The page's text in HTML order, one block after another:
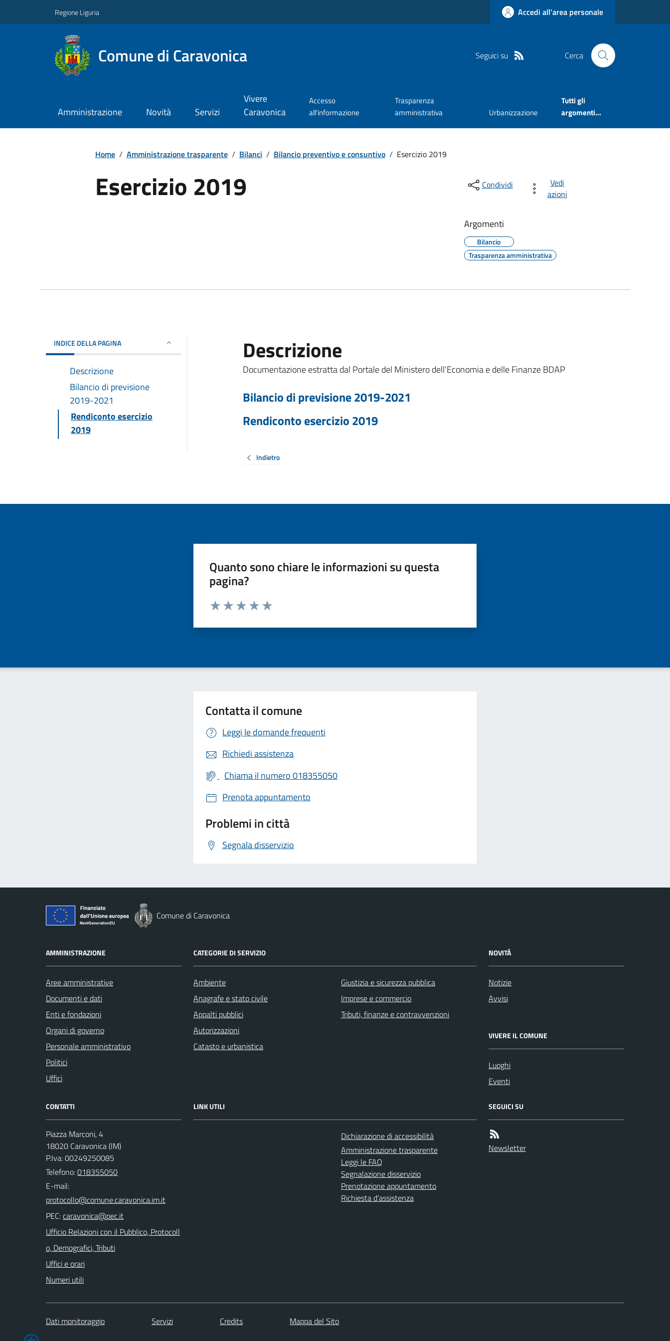
Regione Liguria Accedi all'area personale
Comune di Caravonica Seguici su Cerca
Amministrazione Novità Servizi
Vivere
Caravonica
Accesso
all'informazione
Trasparenza
amministrativa
Urbanizzazione
Tutti gli
argomenti...
Home / Amministrazione trasparente / Bilanci / Bilancio preventivo e consuntivo / Esercizio 2019
Esercizio 2019 Condividi
Vedi
azioni
Argomenti
Bilancio
Trasparenza amministrativa
INDICE DELLA PAGINA
Descrizione
Bilancio di previsione
2019-2021
Rendiconto esercizio
2019
Descrizione
Documentazione estratta dal Portale del Ministero dell'Economia e delle Finanze BDAP
Bilancio di previsione 2019-2021
Rendiconto esercizio 2019
Indietro
Quanto sono chiare le informazioni su questa
pagina?
Valuta da 1 a 5 stelle la pagina
Contatta il comune
Leggi le domande frequenti
Richiedi assistenza
Chiama il numero 018355050
Prenota appuntamento
Problemi in città
Segnala disservizio
Comune di Caravonica
AMMINISTRAZIONE
Aree amministrative
Documenti e dati
Enti e fondazioni
Organi di governo
Personale amministrativo
Politici
Uffici
CATEGORIE DI SERVIZIO
Ambiente
Anagrafe e stato civile
Appalti pubblici
Autorizzazioni
Catasto e urbanistica
Giustizia e sicurezza pubblica
Imprese e commercio
Tributi, finanze e contravvenzioni
NOVITÀ
Notizie
Avvisi
VIVERE IL COMUNE
Luoghi
Eventi
CONTATTI
Piazza Marconi, 4
18020 Caravonica (IM)
P.Iva: 00249250085
Telefono:018355050
E-mail:
PEC:
Ufficio Relazioni con il Pubblico, Protocoll
o, Demografici, Tributi
Uffici e orari
Numeri utili
LINK UTILI
Dichiarazione di accessibilità
Amministrazione trasparente
Leggi le FAQ
Segnalazione disservizio
Prenotazione appuntamento
Richiesta d'assistenza
SEGUICI SU
Newsletter
Dati monitoraggio Servizi Credits Mappa del Sito